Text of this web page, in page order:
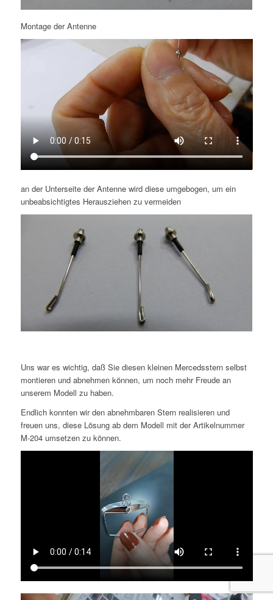
Montage der Antenne
an der Unterseite der Antenne wird diese umgebogen, um ein
unbeabsichtigtes Herausziehen zu vermeiden
Uns war es wichtig, daß Sie diesen kleinen Mercedsstern selbst
montieren und abnehmen können, um noch mehr Freude an
unserem Modell zu haben.
Endlich konnten wir den abnehmbaren Stern realisieren und
freuen uns, diese Lösung ab dem Modell mit der Artikelnummer
M-204 umsetzen zu können.